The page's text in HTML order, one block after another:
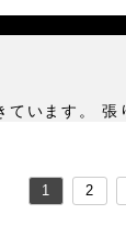
きています。
1 2